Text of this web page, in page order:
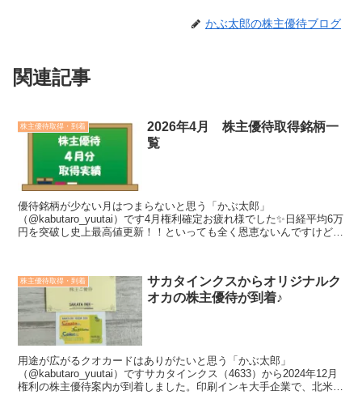
かぶ太郎の株主優待ブログ
関連記事
株主優待取得・到着
2026年4月 株主優待取得銘柄一
覧
優待銘柄が少ない月はつまらないと思う「かぶ太郎」
（@kabutaro_yuutai）です4月権利確定お疲れ様でした✨日経平均6万
円を突破し史上最高値更新！！といっても全く恩恵ないんですけど、
株主優待取得・到着
サカタインクスからオリジナルク
オカの株主優待が到着♪
用途が広がるクオカードはありがたいと思う「かぶ太郎」
（@kabutaro_yuutai）ですサカタインクス（4633）から2024年12月
権利の株主優待案内が到着しました。印刷インキ大手企業で、北米、